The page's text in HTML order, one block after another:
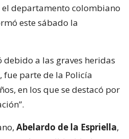
el departamento colombiano
este sábado la
a las graves heridas
parte de la Policía
en los que se destacó por
Abelardo de la Espriella,